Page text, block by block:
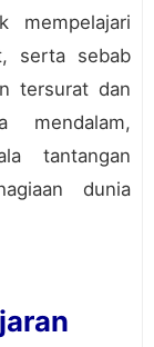
mempelajari
serta sebab
tersurat dan
mendalam,
tantangan
dunia